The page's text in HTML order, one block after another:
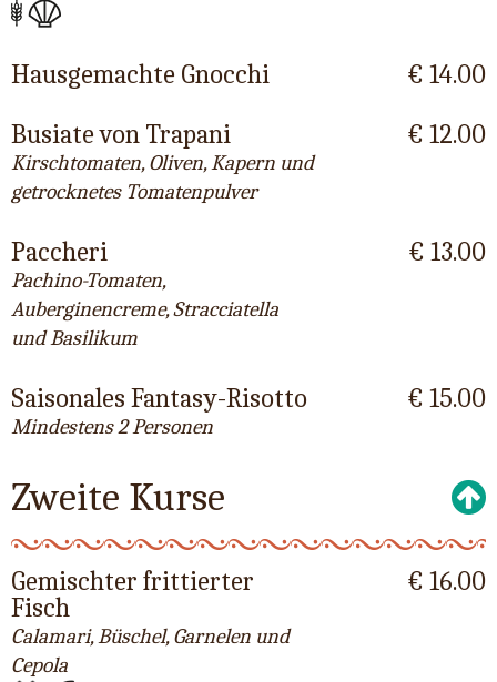
Hausgemachte Gnocchi
€ 14.00
Busiate von Trapani
Kirschtomaten, Oliven, Kapern und
getrocknetes Tomatenpulver
€ 12.00
Paccheri
Pachino-Tomaten,
Auberginencreme, Stracciatella
und Basilikum
€ 13.00
Saisonales Fantasy-Risotto
Mindestens 2 Personen
€ 15.00
Zweite Kurse
Gemischter frittierter
Fisch
Calamari, Büschel, Garnelen und
Cepola
€ 16.00